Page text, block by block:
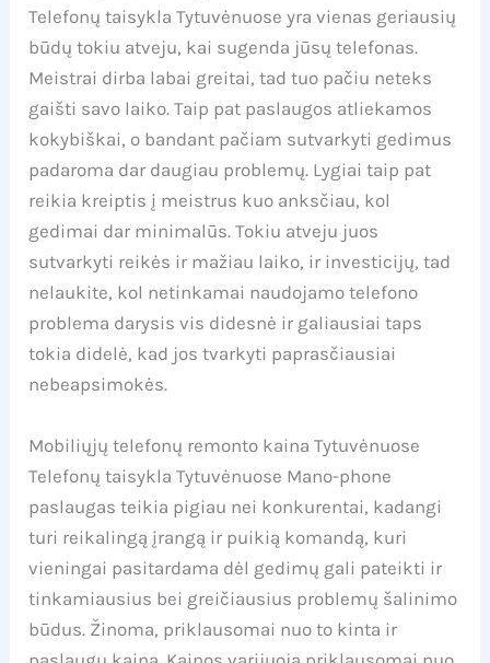
Telefonų taisykla Tytuvėnuose yra vienas geriausių
būdų tokiu atveju, kai sugenda jūsų telefonas.
Meistrai dirba labai greitai, tad tuo pačiu neteks
gaišti savo laiko. Taip pat paslaugos atliekamos
kokybiškai, o bandant pačiam sutvarkyti gedimus
padaroma dar daugiau problemų. Lygiai taip pat
reikia kreiptis į meistrus kuo anksčiau, kol
gedimai dar minimalūs. Tokiu atveju juos
sutvarkyti reikės ir mažiau laiko, ir investicijų, tad
nelaukite, kol netinkamai naudojamo telefono
problema darysis vis didesnė ir galiausiai taps
tokia didelė, kad jos tvarkyti paprasčiausiai
nebeapsimokės.
Mobiliųjų telefonų remonto kaina Tytuvėnuose
Telefonų taisykla Tytuvėnuose Mano-phone
paslaugas teikia pigiau nei konkurentai, kadangi
turi reikalingą įrangą ir puikią komandą, kuri
vieningai pasitardama dėl gedimų gali pateikti ir
tinkamiausius bei greičiausius problemų šalinimo
būdus. Žinoma, priklausomai nuo to kinta ir